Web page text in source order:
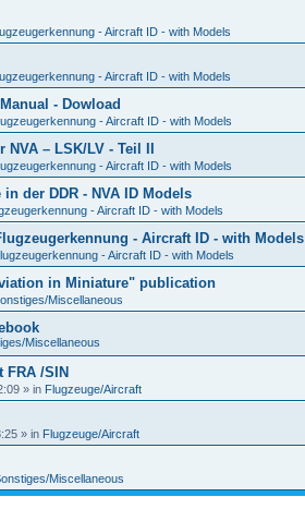
- Aircraft ID - with Models
- Aircraft ID - with Models
- Dowload
- Aircraft ID - with Models
– LSK/LV - Teil II
- Aircraft ID - with Models
der DDR - NVA ID Models
- Aircraft ID - with Models
- Aircraft ID - with Models
- Aircraft ID - with Models
in Miniature" publication
Miscellaneous
Miscellaneous
FRA /SIN
» in Flugzeuge/Aircraft
» in Flugzeuge/Aircraft
Miscellaneous